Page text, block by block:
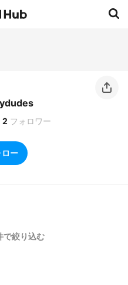
2 フォロワー
ロー
で絞り込む